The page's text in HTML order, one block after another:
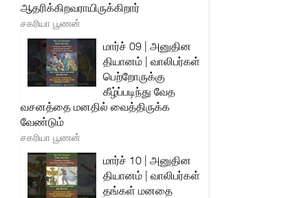
ஆதரிக்கிறவராயிருக்கிறார்
சகரியா பூணன்
மார்ச் 09 | அனுதின
தியானம் | வாலிபர்கள்
பெற்றோருக்கு
கீழ்ப்படிந்து வேத
வசனத்தை மனதில் வைத்திருக்க
வேண்டும்
சகரியா பூணன்
மார்ச் 10 | அனுதின
தியானம் | வாலிபர்கள்
தங்கள் மனதை